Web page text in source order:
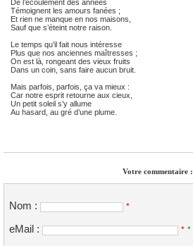
De l’écoulement des années
Témoignent les amours fanées ;
Et rien ne manque en nos maisons,
Sauf que s’éteint notre raison.
Le temps qu’il fait nous intéresse
Plus que nos anciennes maîtresses ;
On est là, rongeant des vieux fruits
Dans un coin, sans faire aucun bruit.
Mais parfois, parfois, ça va mieux :
Car notre esprit retourne aux cieux,
Un petit soleil s’y allume
Au hasard, au gré d’une plume.
Votre commentaire :
Nom : *
eMail : * *